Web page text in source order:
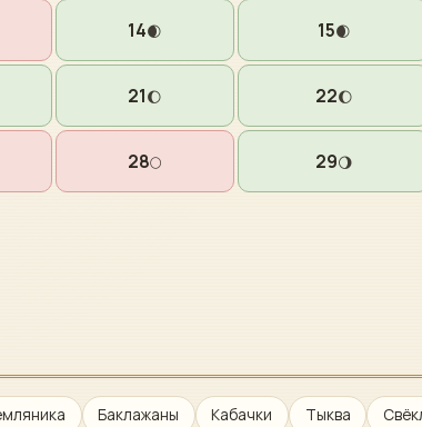
14🌒 15🌒
21🌔 22🌔
28🌕 29🌖
Баклажаны Кабачки Тыква